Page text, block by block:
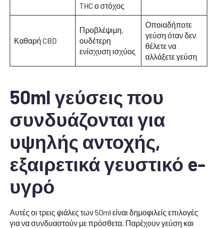
THC ο στόχος
Καθαρή CBD
Προβλέψιμη,
ουδέτερη
ενίσχυση ισχύος
Οποιαδήποτε
γεύση όταν δεν
θέλετε να
αλλάξετε γεύση
50ml γεύσεις που
συνδυάζονται για
υψηλής αντοχής,
εξαιρετικά γευστικό e-
υγρό
Αυτές οι τρεις φιάλες των 50ml είναι δημοφιλείς επιλογές
για να συνδυαστούν με πρόσθετα. Παρέχουν γεύση και